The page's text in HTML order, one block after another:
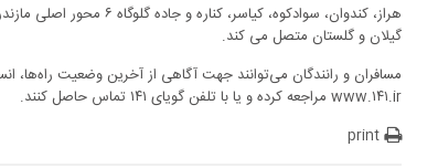
هراز، کندوان، سوادکوه،
گیلان و گلستان متصل می کند.
مسافران و رانندگان می‌توانند جهت آگاهی از آخرین وضعیت راه‌ها،
www.۱۴۱.ir مراجعه کرده و یا با تلفن گویای ۱۴۱ تماس حاصل کنند.
print